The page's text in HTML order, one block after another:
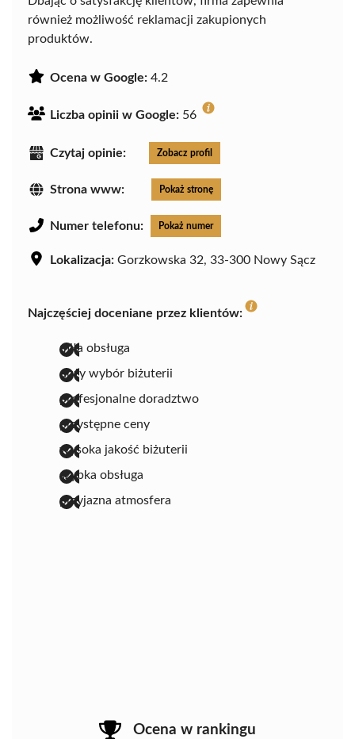
również możliwość reklamacji zakupionych
produktów.
Ocena w Google: 4.2
Liczba opinii w Google: 56
Czytaj opinie: Zobacz profil
Strona www: Pokaż stronę
Numer telefonu: Pokaż numer
Lokalizacja: Gorzkowska 32, 33-300 Nowy Sącz
Najczęściej doceniane przez klientów:
miła obsługa
duży wybór biżuterii
profesjonalne doradztwo
przystępne ceny
wysoka jakość biżuterii
szybka obsługa
przyjazna atmosfera
Ocena w rankingu